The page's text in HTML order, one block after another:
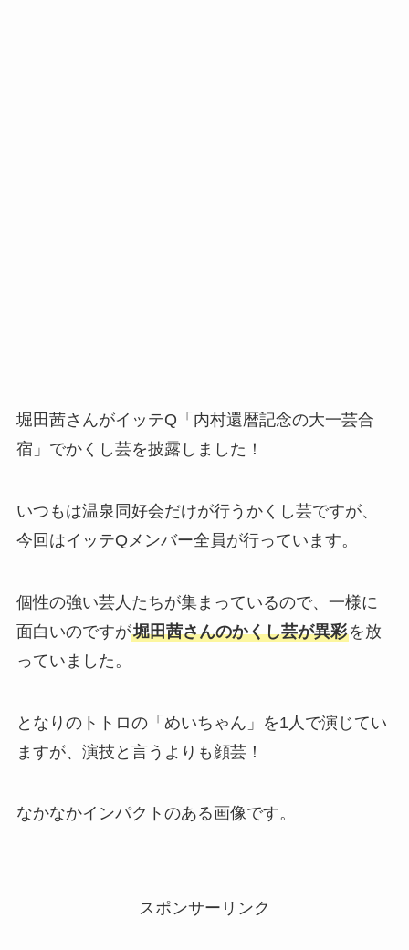
堀田茜さんがイッテQ「内村還暦記念の大一芸合
宿」でかくし芸を披露しました！
いつもは温泉同好会だけが行うかくし芸ですが、
今回はイッテQメンバー全員が行っています。
個性の強い芸人たちが集まっているので、一様に
面白いのですが堀田茜さんのかくし芸が異彩を放
っていました。
となりのトトロの「めいちゃん」を1人で演じてい
ますが、演技と言うよりも顔芸！
なかなかインパクトのある画像です。
スポンサーリンク